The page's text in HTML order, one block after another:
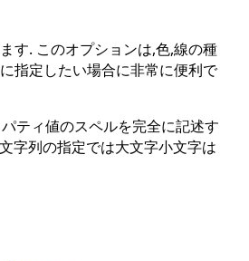
す. このオプションは,色,線の種
指定したい場合に非常に便利で
ティ値のスペルを完全に記述す
字列の指定では大文字小文字は